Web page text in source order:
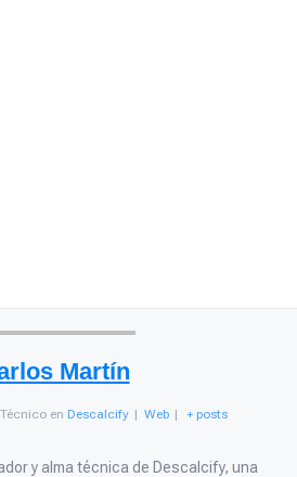
Martín
en Descalcify | Web | + posts
y alma técnica de Descalcify, una